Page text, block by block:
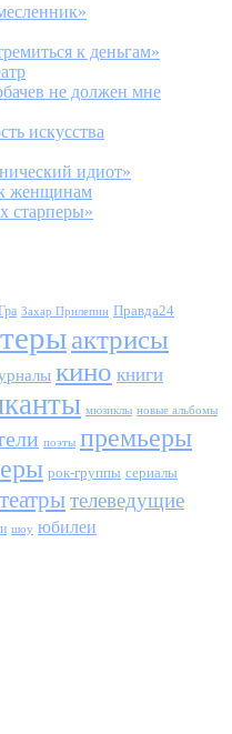
к деньгам»
не должен мне
искусства
идиот»
женщинам
старперы»
Захар Прилепин Правда24
актрисы
кино книги
мюзиклы новые альбомы
поэты премьеры
рок-группы сериалы
театрытелеведущие
шоу юбилеи